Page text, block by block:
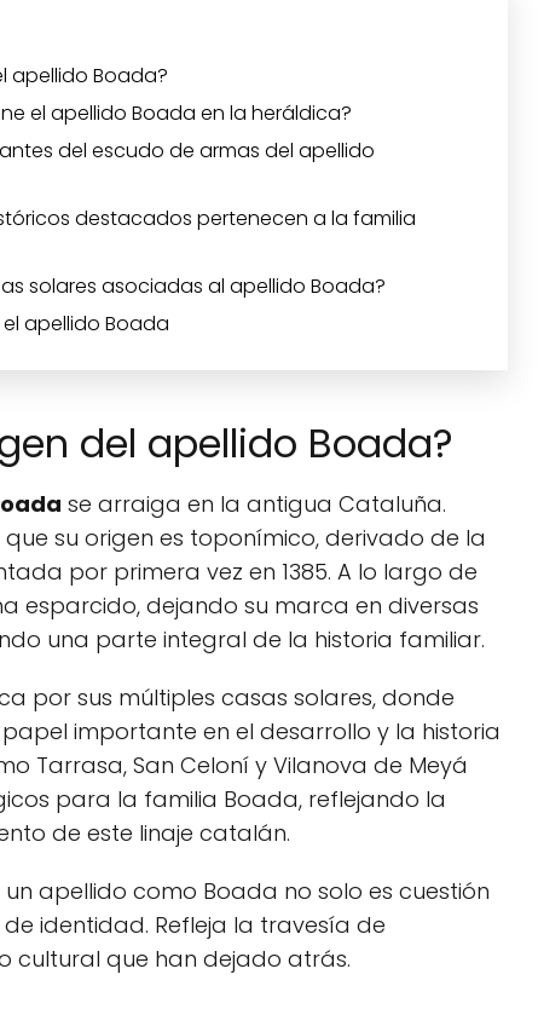
apellido Boada?
el apellido Boada en la heráldica?
del escudo de armas del apellido
destacados pertenecen a la familia
solares asociadas al apellido Boada?
apellido Boada
del apellido Boada?
se arraiga en la antigua Cataluña.
su origen es toponímico, derivado de la
por primera vez en 1385. A lo largo de
esparcido, dejando su marca en diversas
una parte integral de la historia familiar.
por sus múltiples casas solares, donde
importante en el desarrollo y la historia
Tarrasa, San Celoní y Vilanova de Meyá
para la familia Boada, reflejando la
de este linaje catalán.
apellido como Boada no solo es cuestión
identidad. Refleja la travesía de
cultural que han dejado atrás.